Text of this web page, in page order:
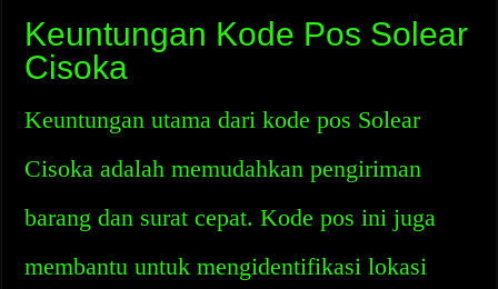
Keuntungan Kode Pos Solear
Cisoka
Keuntungan utama dari kode pos Solear
Cisoka adalah memudahkan pengiriman
barang dan surat cepat. Kode pos ini juga
membantu untuk mengidentifikasi lokasi